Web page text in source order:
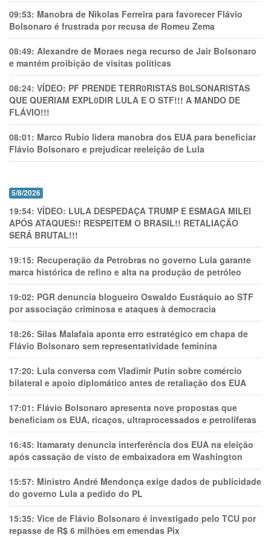
09:53: Manobra de Nikolas Ferreira para favorecer Flávio
Bolsonaro é frustrada por recusa de Romeu Zema
08:49: Alexandre de Moraes nega recurso de Jair Bolsonaro
e mantém proibição de visitas políticas
08:24: VÍDEO: PF PRENDE TERR0RlSTAS B0LSONARlSTAS
QUE QUERIAM EXPL0DlR LULA E O STF!!! A MANDO DE
FLÁVIO!!!
08:01: Marco Rubio lidera manobra dos EUA para beneficiar
Flávio Bolsonaro e prejudicar reeleição de Lula
5/8/2026
19:54: VÍDEO: LULA DESPEDAÇA TRUMP E ESMAGA MILEI
APÓS ATAQUES!! RESPEITEM O BRASIL!! RETALIAÇÃO
SERÁ BRUTAL!!!
19:15: Recuperação da Petrobras no governo Lula garante
marca histórica de refino e alta na produção de petróleo
19:02: PGR denuncia blogueiro Oswaldo Eustáquio ao STF
por associação criminosa e ataques à democracia
18:26: Silas Malafaia aponta erro estratégico em chapa de
Flávio Bolsonaro sem representatividade feminina
17:20: Lula conversa com Vladimir Putin sobre comércio
bilateral e apoio diplomático antes de retaliação dos EUA
17:01: Flávio Bolsonaro apresenta nove propostas que
beneficiam os EUA, ricaços, ultraprocessados e petrolíferas
16:45: Itamaraty denuncia interferência dos EUA na eleição
após cassação de visto de embaixadora em Washington
15:57: Ministro André Mendonça exige dados de publicidade
do governo Lula a pedido do PL
15:35: Vice de Flávio Bolsonaro é investigado pelo TCU por
repasse de R$ 6 milhões em emendas Pix